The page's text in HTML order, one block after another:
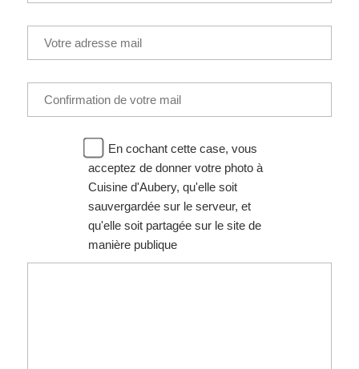
En cochant cette case, vous
acceptez de donner votre photo à
Cuisine d'Aubery, qu'elle soit
sauvergardée sur le serveur, et
qu'elle soit partagée sur le site de
manière publique